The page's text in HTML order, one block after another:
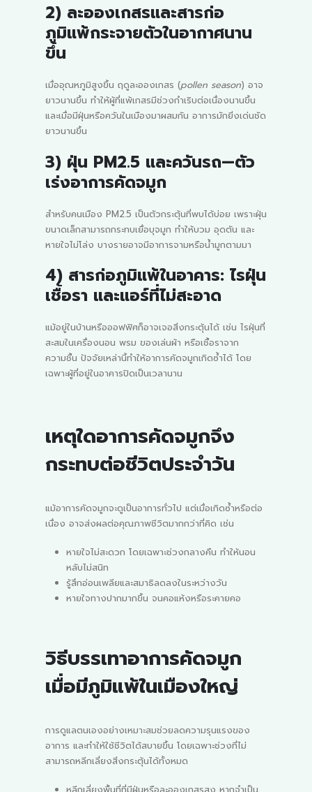
2) ละอองเกสรและสารก่อ
ภูมิแพ้กระจายตัวในอากาศนาน
ขึ้น
เมื่ออุณหภูมิสูงขึ้น ฤดูละอองเกสร (pollen season) อาจ
ยาวนานขึ้น ทำให้ผู้ที่แพ้เกสรมีช่วงกำเริบต่อเนื่องนานขึ้น
และเมื่อมีฝุ่นหรือควันในเมืองมาผสมกัน อาการมักยิ่งเด่นชัด
ยาวนานขึ้น
3) ฝุ่น PM2.5 และควันรถ—ตัว
เร่งอาการคัดจมูก
สำหรับคนเมือง PM2.5 เป็นตัวกระตุ้นที่พบได้บ่อย เพราะฝุ่น
ขนาดเล็กสามารถกระทบเยื่อบุจมูก ทำให้บวม อุดตัน และ
หายใจไม่โล่ง บางรายอาจมีอาการจามหรือน้ำมูกตามมา
4) สารก่อภูมิแพ้ในอาคาร: ไรฝุ่น
เชื้อรา และแอร์ที่ไม่สะอาด
แม้อยู่ในบ้านหรือออฟฟิศก็อาจเจอสิ่งกระตุ้นได้ เช่น ไรฝุ่นที่
สะสมในเครื่องนอน พรม ของเล่นผ้า หรือเชื้อราจาก
ความชื้น ปัจจัยเหล่านี้ทำให้อาการคัดจมูกเกิดซ้ำได้ โดย
เฉพาะผู้ที่อยู่ในอาคารปิดเป็นเวลานาน
เหตุใดอาการคัดจมูกจึง
กระทบต่อชีวิตประจำวัน
แม้อาการคัดจมูกจะดูเป็นอาการทั่วไป แต่เมื่อเกิดซ้ำหรือต่อ
เนื่อง อาจส่งผลต่อคุณภาพชีวิตมากกว่าที่คิด เช่น
หายใจไม่สะดวก โดยเฉพาะช่วงกลางคืน ทำให้นอน
หลับไม่สนิท
รู้สึกอ่อนเพลียและสมาธิลดลงในระหว่างวัน
หายใจทางปากมากขึ้น จนคอแห้งหรือระคายคอ
วิธีบรรเทาอาการคัดจมูก
เมื่อมีภูมิแพ้ในเมืองใหญ่
การดูแลตนเองอย่างเหมาะสมช่วยลดความรุนแรงของ
อาการ และทำให้ใช้ชีวิตได้สบายขึ้น โดยเฉพาะช่วงที่ไม่
สามารถหลีกเลี่ยงสิ่งกระตุ้นได้ทั้งหมด